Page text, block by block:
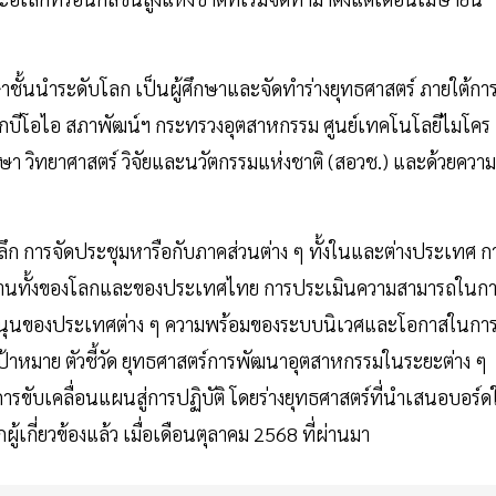
นนำระดับโลก เป็นผู้ศึกษาและจัดทำร่างยุทธศาสตร์ ภายใต้กา
อไอ สภาพัฒน์ฯ กระทรวงอุตสาหกรรม ศูนย์เทคโนโลยีไมโคร
วิทยาศาสตร์ วิจัยและนวัตกรรมแห่งชาติ (สอวช.) และด้วยความ
การจัดประชุมหารือกับภาคส่วนต่าง ๆ ทั้งในและต่างประเทศ ก
ของโลกและของประเทศไทย การประเมินความสามารถในก
องประเทศต่าง ๆ ความพร้อมของระบบนิเวศและโอกาสในกา
หมาย ตัวชี้วัด ยุทธศาสตร์การพัฒนาอุตสาหกรรมในระยะต่าง ๆ
ขับเคลื่อนแผนสู่การปฏิบัติ โดยร่างยุทธศาสตร์ที่นำเสนอบอร์ด
เกี่ยวข้องแล้ว เมื่อเดือนตุลาคม 2568 ที่ผ่านมา